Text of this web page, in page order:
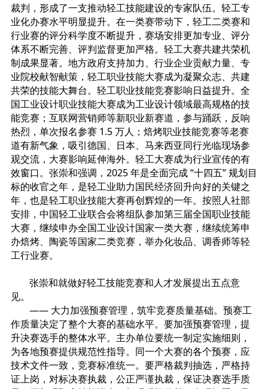
裁判，形成了一支推动轻工技能建设的专家队伍。轻工专
业化办赛水平明显提升。在一类赛带动下，轻工二类赛和
行业赛的评分科学度不断提升，赛场安排更加专业、评分
体系不断完善、评判监督更加严格。轻工大赛共建共荣机
制成果显著。地方政府支持加力、行业企业贡献力量、专
业院校献智献策，轻工职业技能大赛成为凝聚众志、共建
共荣的技能大舞台。轻工职业技能竞赛影响日益提升。全
国工业设计职业技能大赛成为工业设计领域最高规格的技
能竞赛；互联网营销师等新职业新赛道，参与踊跃，反响
热烈，单次报名参赛 1.5 万人；焙烤职业技能竞赛等老赛
道有新气象，吸引德国、日本、马来西亚同行光临现场参
观交流，大赛影响延伸海外。轻工大赛成为行业宣传的有
效窗口。张崇和强调，2025 年是全面完成 “十四五” 规划目
标的收官之年，是轻工业助力国民经济回升向好的关键之
年，也是轻工职业技能大赛再创辉煌的一年。按照人社部
安排，中国轻工业联合会将组队参加第三届全国职业技能
大赛，继续申办全国工业设计国家一类大赛，继续统筹申
办焙烤、陶瓷等国家二类竞赛，举办化妆品、调香师等轻
工行业赛。
张崇和就做好轻工技能竞赛和人才发展提出五点意
见。
—— 大力加强预赛管理，筑牢竞赛质量基础。预赛工
作质量决定了整个大赛的基础水平。要加强预赛管理，提
升决赛选手的整体水平。主办单位要统一制定实施细则，
为各地预赛提供规范性指导。同一个大赛的各个预赛，应
技术文件一致，竞赛标准统一。要严格裁判抽选，严格持
证上岗，对标决赛执裁，公正严谨执裁，保证决赛选手质